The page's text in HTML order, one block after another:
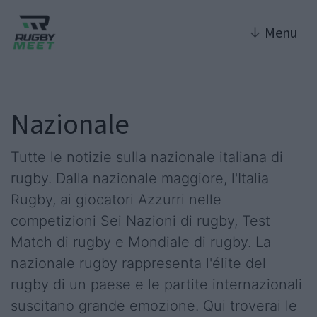
↓ Menu
Nazionale
Tutte le notizie sulla nazionale italiana di
rugby. Dalla nazionale maggiore, l'Italia
Rugby, ai giocatori Azzurri nelle
competizioni Sei Nazioni di rugby, Test
Match di rugby e Mondiale di rugby. La
nazionale rugby rappresenta l'élite del
rugby di un paese e le partite internazionali
suscitano grande emozione. Qui troverai le